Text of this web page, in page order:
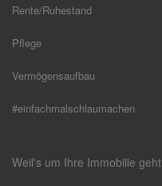
Rente/Ruhestand
Pflege
Vermögensaufbau
#einfachmalschlaumachen
Weil's um Ihre Immobilie geht